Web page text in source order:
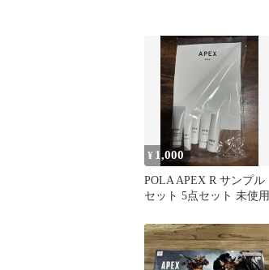
¥ 1,000
POLA APEX R サンプル
セット 5点セット 未使用